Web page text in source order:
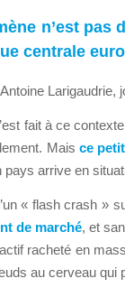
n’est pas
centrale
Larigaudrie,
fait à ce
Mais ce
pays arrive en
« flash crash »
de marché, et
racheté en
au cerveau qui